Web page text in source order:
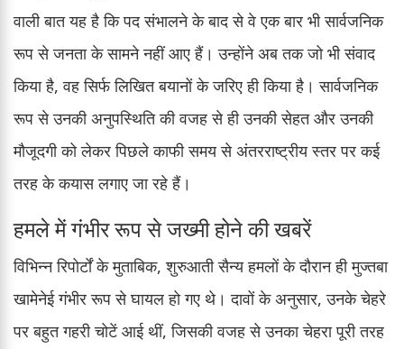
वाली बात यह है कि पद संभालने के बाद से वे एक बार भी सार्वजनिक
रूप से जनता के सामने नहीं आए हैं। उन्होंने अब तक जो भी संवाद
किया है, वह सिर्फ लिखित बयानों के जरिए ही किया है। सार्वजनिक
रूप से उनकी अनुपस्थिति की वजह से ही उनकी सेहत और उनकी
मौजूदगी को लेकर पिछले काफी समय से अंतरराष्ट्रीय स्तर पर कई
तरह के कयास लगाए जा रहे हैं।
हमले में गंभीर रूप से जख्मी होने की खबरें
विभिन्न रिपोर्टों के मुताबिक, शुरुआती सैन्य हमलों के दौरान ही मुज्तबा
खामेनेई गंभीर रूप से घायल हो गए थे। दावों के अनुसार, उनके चेहरे
पर बहुत गहरी चोटें आई थीं, जिसकी वजह से उनका चेहरा पूरी तरह